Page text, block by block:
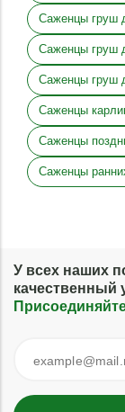
Саженцы груш
Саженцы груш
Саженцы груш
Саженцы
Саженцы
Саженцы
У всех наших
качественный